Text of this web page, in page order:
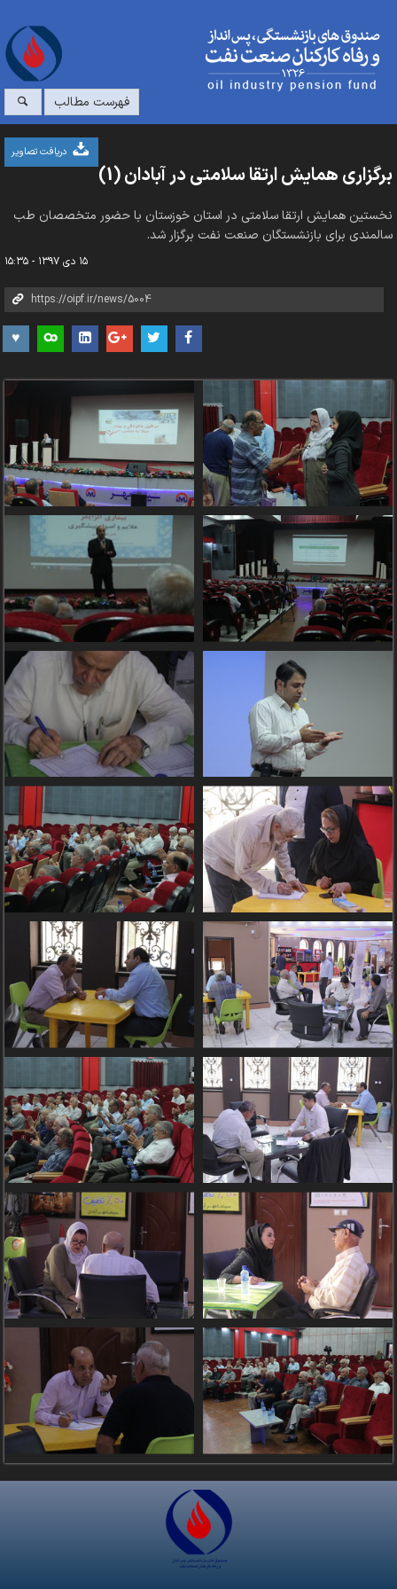
فهرست مطالب
دریافت تصاویر
برگزاری همایش ارتقا سلامتی در آبادان (1)
نخستین همایش ارتقا سلامتی در استان خوزستان با حضور متخصصان طب
سالمندی برای بازنشستگان صنعت نفت برگزار شد.
۱۵ دی ۱۳۹۷ - ۱۵:۳۵